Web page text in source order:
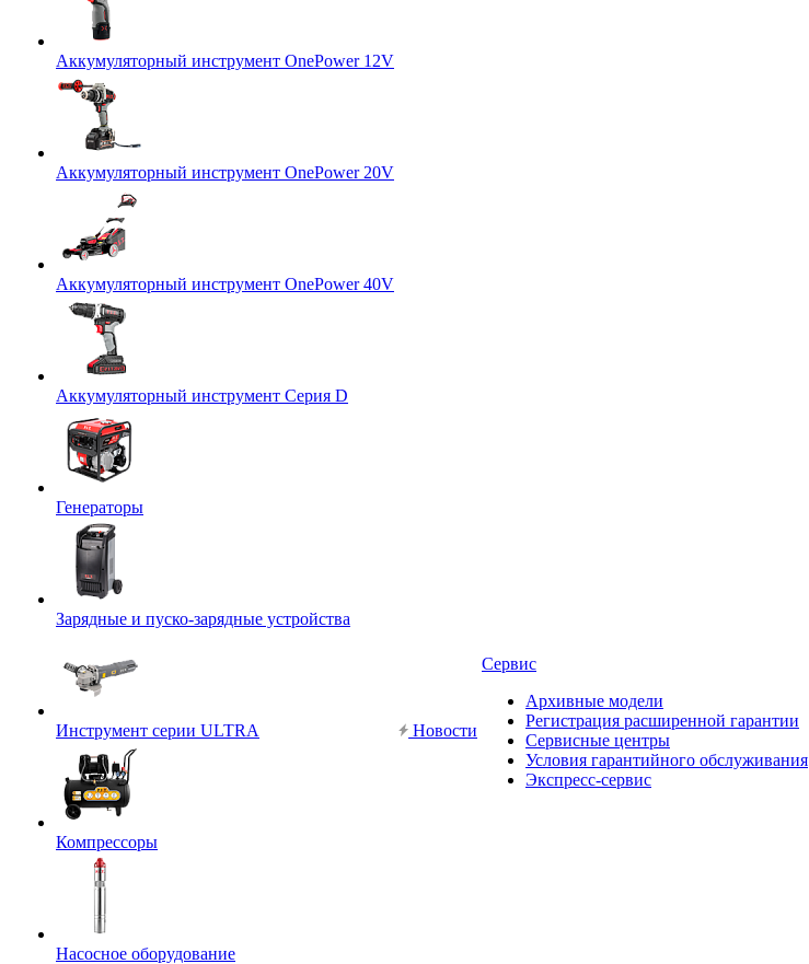
Аккумуляторный инструмент OnePower 12V
Аккумуляторный инструмент OnePower 20V
Аккумуляторный инструмент OnePower 40V
Аккумуляторный инструмент Серия D
Генераторы
Зарядные и пуско-зарядные устройства
Инструмент серии ULTRA
Компрессоры
Насосное оборудование
Новости
Сервис
Архивные модели
Регистрация расширенной гарантии
Сервисные центры
Условия гарантийного обслуживания
Экспресс-сервис